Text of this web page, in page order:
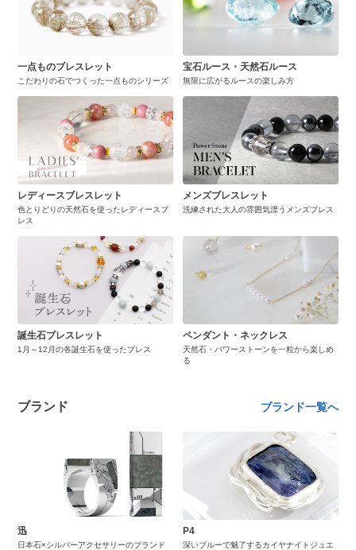
一点ものブレスレット
こだわりの石でつくった一点ものシリーズ
宝石ルース・天然石ルース
無限に広がるルースの楽しみ方
レディースブレスレット
色とりどりの天然石を使ったレディースブ
レス
メンズブレスレット
洗練された大人の雰囲気漂うメンズブレス
誕生石ブレスレット
1月～12月の各誕生石を使ったブレス
ペンダント・ネックレス
天然石・パワーストーンを一粒から楽しめ
る
ブランド ブランド一覧へ
迅
日本石×シルバーアクセサリーのブランド
P4
深いブルーで魅了するカイヤナイトジュエ